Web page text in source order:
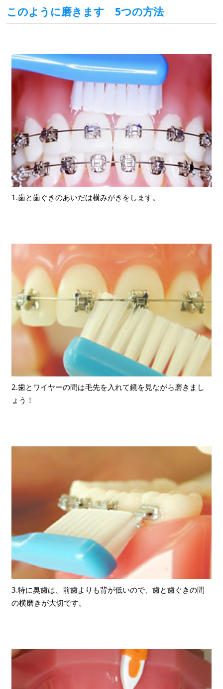
このように磨きます 5つの方法
1.歯と歯ぐきのあいだは横みがきをします。
2.歯とワイヤーの間は毛先を入れて鏡を見ながら磨きまし
ょう！
3.特に奥歯は、前歯よりも背が低いので、歯と歯ぐきの間
の横磨きが大切です。